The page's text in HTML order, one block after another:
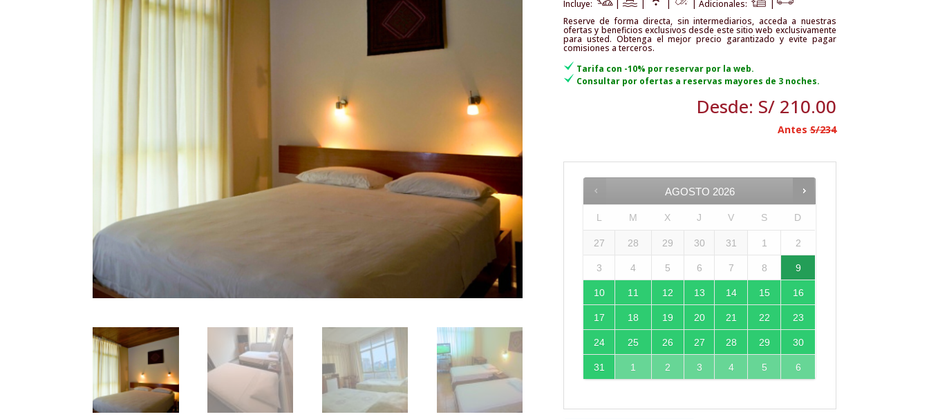
Incluye: | | Adicionales:
|
Reserve de forma directa, sin intermediarios, acceda a nuestras
ofertas y beneficios exclusivos desde este sitio web exclusivamente
para usted. Obtenga el mejor precio garantizado y evite pagar
comisiones a terceros.
Tarifa con -10% por reservar por la web.
Consultar por ofertas a reservas mayores de 3 noches.
Desde: S/210.00
AntesS/234
AGOSTO 2026
L M X J V S D
27 28 29 30 31 1 2
3 4 5 6 7 8 9
10 11 12 13 14 15 16
17 18 19 20 21 22 23
24 25 26 27 28 29 30
31 1 2 3 4 5 6